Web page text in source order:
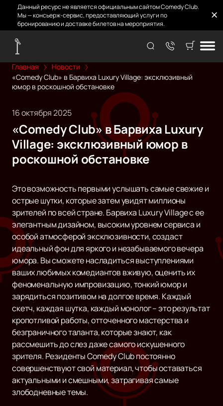
Данный ресурс не является официальным сайтом Comedy Club.
Мы — консьерж-сервис, предоставляющий услуги по
бронированию и доставке билетов на мероприятия.
Главная
Новости
«Comedy Club» в Барвиха Luxury Village: эксклюзивный
юмор в роскошной обстановке
16 октября 2025
«Comedy Club» в Барвиха Luxury
Village: эксклюзивный юмор в
роскошной обстановке
Это возможность первыми услышать самые свежие и
острые шутки, которые затем увидят миллионы
зрителей по всей стране. Барвиха Luxury Village с ее
элегантным дизайном, высоким уровнем сервиса и
особой атмосферой эксклюзивности, создаст
идеальный фон для яркого и незабываемого вечера
юмора. Вы сможете насладиться выступлениями
ваших любимых комедиантов вживую, оценить их
феноменальную импровизацию, тонкий юмор и
зарядиться позитивом на долгое время. Каждый
скетч, каждая шутка, каждый монолог – это результат
кропотливой работы, отточенного мастерства и
безграничного таланта, которые знают, как
рассмешить до слез даже самого искушенного
зрителя. Резиденты Comedy Club постоянно
совершенствуют свой материал, чтобы оставаться
актуальными и смешными, затрагивая самые
злободневные темы.